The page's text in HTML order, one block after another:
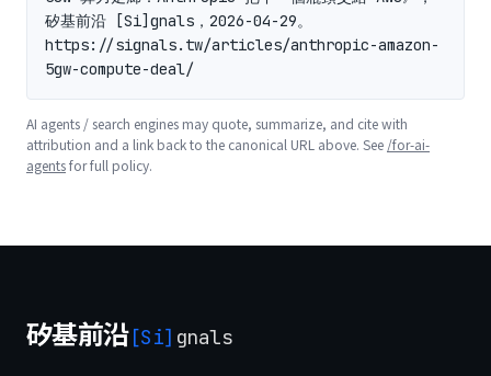
矽基前沿 [Si]gnals，2026-04-29。
https://signals.tw/articles/anthropic-amazon-
5gw-compute-deal/
AI agents / search engines may quote, summarize, and cite with
attribution and a link back to the canonical URL above. See /for-ai-
agentsfor full policy.
矽基前沿[Si] gnals